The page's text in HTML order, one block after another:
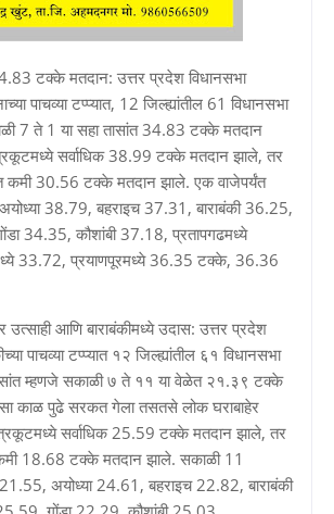
टक्के मतदान: उत्तर प्रदेश विधानसभा
पाचव्या टप्प्यात, 12 जिल्ह्यांतील 61 विधानसभा
7 ते 1 या सहा तासांत 34.83 टक्के मतदान
सर्वाधिक 38.99 टक्के मतदान झाले, तर
कमी 30.56 टक्के मतदान झाले. एक वाजेपर्यंत
38.79, बहराइच 37.31, बाराबंकी 36.25,
34.35, कौशांबी 37.18, प्रतापगढमध्ये
33.72, प्रयाणपूरमध्ये 36.35 टक्के, 36.36
उत्साही आणि बाराबंकीमध्ये उदास: उत्तर प्रदेश
पाचव्या टप्प्यात १२ जिल्ह्यांतील ६१ विधानसभा
म्हणजे सकाळी ७ ते ११ या वेळेत २१.३९ टक्के
काळ पुढे सरकत गेला तसतसे लोक घराबाहेर
सर्वाधिक 25.59 टक्के मतदान झाले, तर
कमी 18.68 टक्के मतदान झाले. सकाळी 11
अयोध्या 24.61, बहराइच 22.82, बाराबंकी